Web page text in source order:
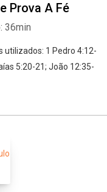
Prova A Fé
36min
1 Pedro 4:12-
5:20-21; João 12:35-